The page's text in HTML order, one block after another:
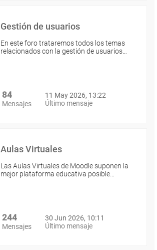
Gestión de usuarios
En este foro trataremos todos los temas
relacionados con la gestión de usuarios…
84
Mensajes
11 May 2026, 13:22
Último mensaje
Aulas Virtuales
Las Aulas Virtuales de Moodle suponen la
mejor plataforma educativa posible…
244
Mensajes
30 Jun 2026, 10:11
Último mensaje